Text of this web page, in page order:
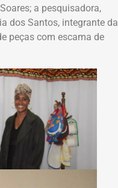
a pesquisadora,
dos Santos, integrante da
peças com escama de